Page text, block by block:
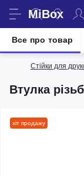
MiBox
Стійки для
Втулка
Все про товар
хіт продажу